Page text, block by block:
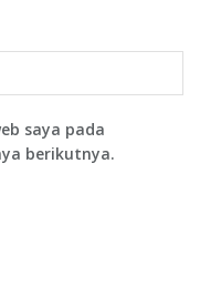
saya pada
berikutnya.